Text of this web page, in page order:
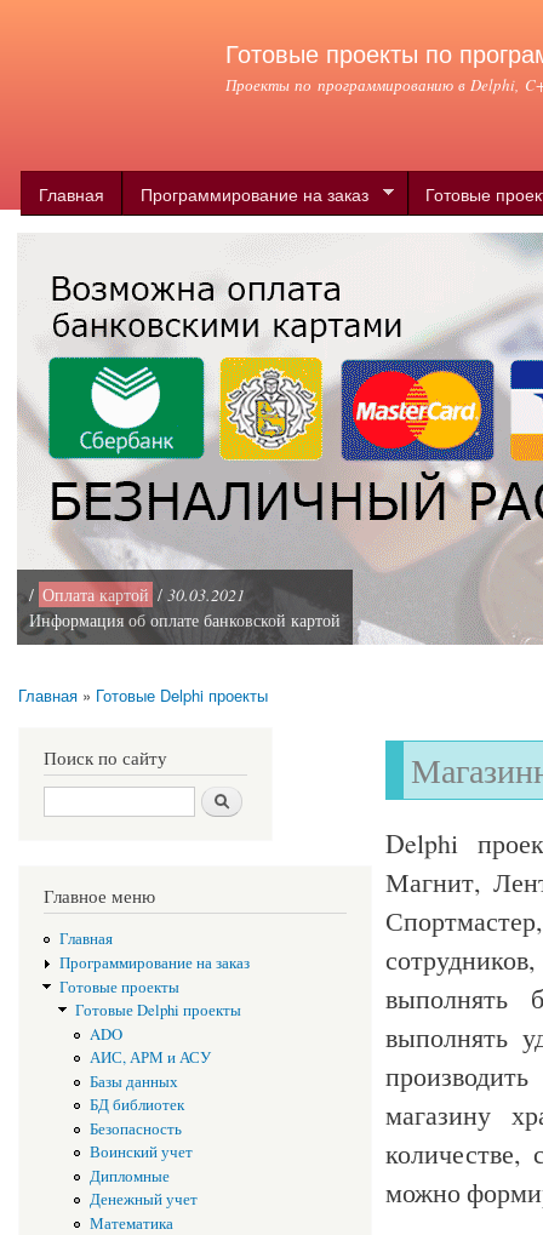
Готовые проекты по
Проекты по программированию в Delphi,
Главная Программирование на заказ Готовые
/ Оплата картой / 30.03.2021
Информация об оплате банковской картой
Главная » Готовые Delphi проекты
Поиск по сайту
Поиск
Главное меню
Главная
Программирование на заказ
Готовые проекты
Готовые Delphi проекты
ADO
АИС, АРМ и АСУ
Базы данных
БД библиотек
Безопасность
Воинский учет
Дипломные
Денежный учет
Математика
Delphi
Магнит,
выполнять
выполнять
магазину
можно